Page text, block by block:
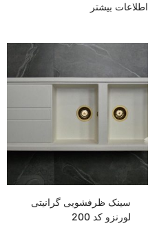
اطلاعات بیشتر
سینک ظرفشویی گرانیتی
لورنزو کد 200